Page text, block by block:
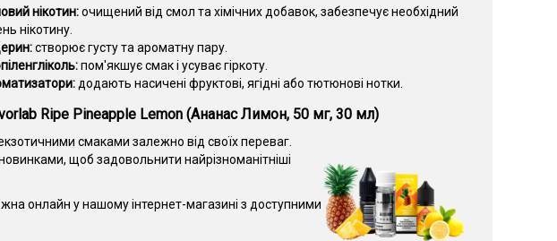
нікотин:очищений від смол та хімічних добавок, забезпечує необхідний
нікотину.
створює густу та ароматну пару.
пом'якшує смак і усуває гіркоту.
додають насичені фруктові, ягідні або тютюнові нотки.
Ripe Pineapple Lemon (Ананас Лимон, 50 мг, 30 мл)
смаками залежно від своїх переваг.
щоб задовольнити найрізноманітніші
онлайн у нашому інтернет-магазині з доступними